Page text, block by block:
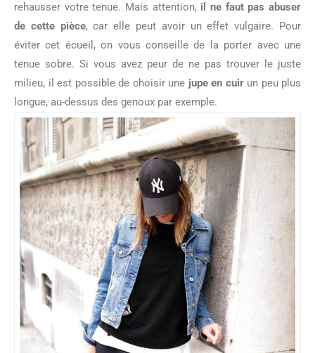
rehausser votre tenue. Mais attention, il ne faut pas abuser
de cette pièce, car elle peut avoir un effet vulgaire. Pour
éviter cet écueil, on vous conseille de la porter avec une
tenue sobre. Si vous avez peur de ne pas trouver le juste
milieu, il est possible de choisir une jupe en cuirun peu plus
longue, au-dessus des genoux par exemple.